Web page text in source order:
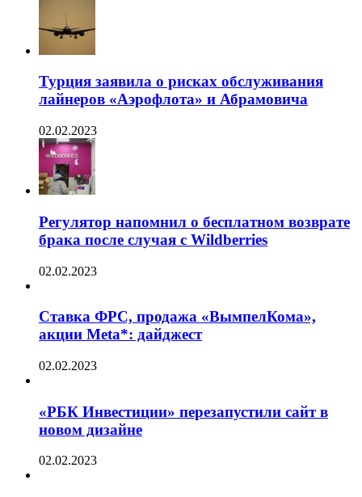
Турция заявила о рисках обслуживания
лайнеров «Аэрофлота» и Абрамовича
02.02.2023
Регулятор напомнил о бесплатном возврате
брака после случая с Wildberries
02.02.2023
Ставка ФРС, продажа «ВымпелКома»,
акции Meta*: дайджест
02.02.2023
«РБК Инвестиции» перезапустили сайт в
новом дизайне
02.02.2023